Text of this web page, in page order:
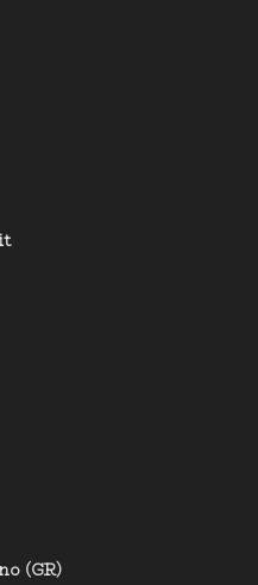
(GR)